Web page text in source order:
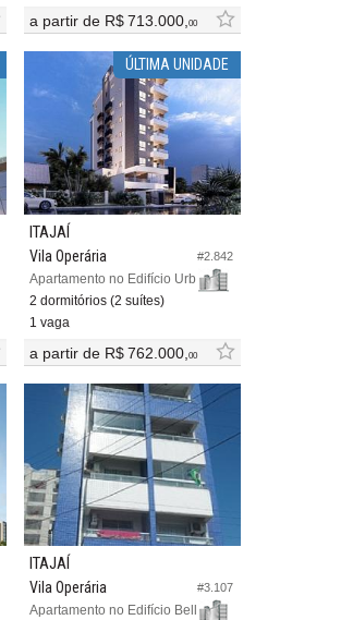
a partir de R$ 713.000,00
ÚLTIMA UNIDADE
#2.842
ITAJAÍ
Vila Operária
Apartamento no Edifício Urban Side Residence
2 dormitórios (2 suítes)
1 vaga
a partir de R$ 762.000, 00
#3.107
ITAJAÍ
Vila Operária
Apartamento no Edifício Belle Vile